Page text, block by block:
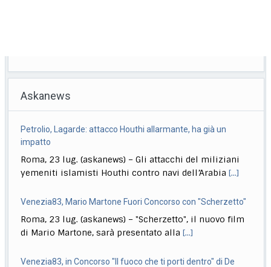
Askanews
Petrolio, Lagarde: attacco Houthi allarmante, ha già un
impatto
Roma, 23 lug. (askanews) – Gli attacchi del miliziani
yemeniti islamisti Houthi contro navi dell’Arabia[...]
Venezia83, Mario Martone Fuori Concorso con "Scherzetto"
Roma, 23 lug. (askanews) – "Scherzetto", il nuovo film
di Mario Martone, sarà presentato alla[...]
Venezia83, in Concorso "Il fuoco che ti porti dentro" di De